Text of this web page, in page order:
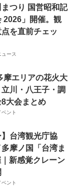
つり 国営昭和記
2026」開催。観
を直前チェッ
ュース
摩エリアの花火大
川・八王子・調
大会まとめ
ベント
】台湾観光庁協
摩ノ国「台湾ま
新感覚クレーン
ベント